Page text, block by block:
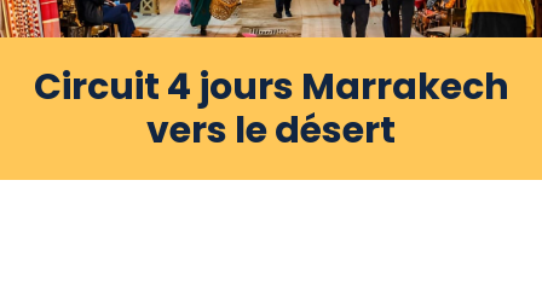
Circuit 4 jours Marrakech
vers le désert